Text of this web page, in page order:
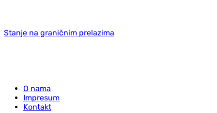
Stanje na graničnim prelazima
O nama
Impresum
Kontakt